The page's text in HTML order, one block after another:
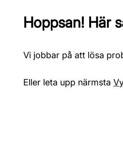
Hoppsan! Här
Vi jobbar på att lösa
Eller leta upp närmsta